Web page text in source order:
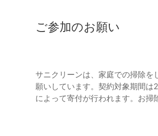
ご参加のお願い
サニクリーンは、家庭での掃除を
願いしています。契約対象期間は
によって寄付が行われます。お掃